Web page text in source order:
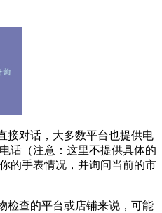
接对话，大多数平台也提供电
话（注意：这里不提供具体的
的手表情况，并询问当前的市
检查的平台或店铺来说，可能